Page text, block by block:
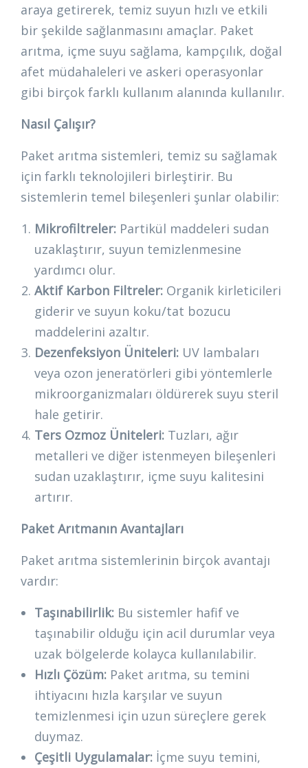
araya getirerek, temiz suyun hızlı ve etkili
bir şekilde sağlanmasını amaçlar. Paket
arıtma, içme suyu sağlama, kampçılık, doğal
afet müdahaleleri ve askeri operasyonlar
gibi birçok farklı kullanım alanında kullanılır.
Nasıl Çalışır?
Paket arıtma sistemleri, temiz su sağlamak
için farklı teknolojileri birleştirir. Bu
sistemlerin temel bileşenleri şunlar olabilir:
Mikrofiltreler: Partikül maddeleri sudan
uzaklaştırır, suyun temizlenmesine
yardımcı olur.
Aktif Karbon Filtreler: Organik kirleticileri
giderir ve suyun koku/tat bozucu
maddelerini azaltır.
Dezenfeksiyon Üniteleri: UV lambaları
veya ozon jeneratörleri gibi yöntemlerle
mikroorganizmaları öldürerek suyu steril
hale getirir.
Ters Ozmoz Üniteleri: Tuzları, ağır
metalleri ve diğer istenmeyen bileşenleri
sudan uzaklaştırır, içme suyu kalitesini
artırır.
Paket Arıtmanın Avantajları
Paket arıtma sistemlerinin birçok avantajı
vardır:
Taşınabilirlik: Bu sistemler hafif ve
taşınabilir olduğu için acil durumlar veya
uzak bölgelerde kolayca kullanılabilir.
Hızlı Çözüm: Paket arıtma, su temini
ihtiyacını hızla karşılar ve suyun
temizlenmesi için uzun süreçlere gerek
duymaz.
Çeşitli Uygulamalar: İçme suyu temini,